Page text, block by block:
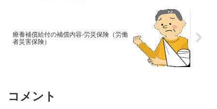
療養補償給付の補償内容-労災保険（労働
者災害保険）
コメント